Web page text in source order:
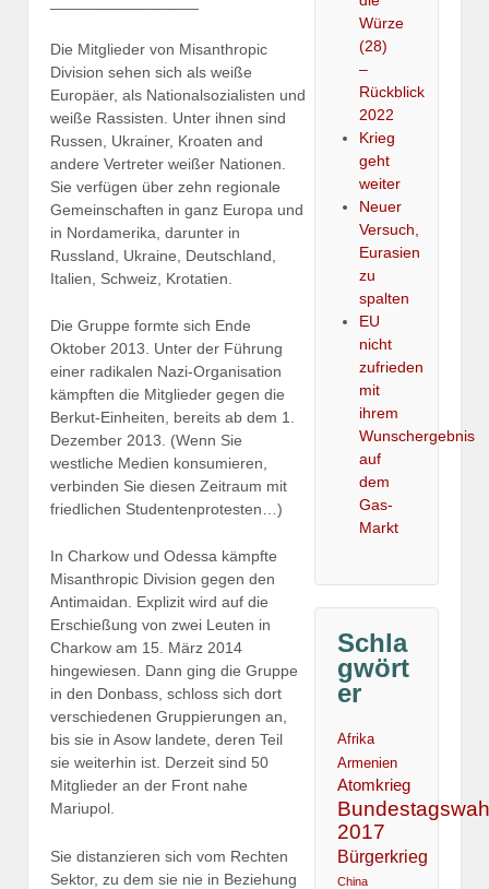
Die Mitglieder von Misanthropic
Division sehen sich als weiße
Europäer, als Nationalsozialisten und
weiße Rassisten. Unter ihnen sind
Russen, Ukrainer, Kroaten and
andere Vertreter weißer Nationen.
Sie verfügen über zehn regionale
Gemeinschaften in ganz Europa und
in Nordamerika, darunter in
Russland, Ukraine, Deutschland,
Italien, Schweiz, Krotatien.
Die Gruppe formte sich Ende
Oktober 2013. Unter der Führung
einer radikalen Nazi-Organisation
kämpften die Mitglieder gegen die
Berkut-Einheiten, bereits ab dem 1.
Dezember 2013. (Wenn Sie
westliche Medien konsumieren,
verbinden Sie diesen Zeitraum mit
friedlichen Studentenprotesten…)
In Charkow und Odessa kämpfte
Misanthropic Division gegen den
Antimaidan. Explizit wird auf die
Erschießung von zwei Leuten in
Charkow am 15. März 2014
hingewiesen. Dann ging die Gruppe
in den Donbass, schloss sich dort
verschiedenen Gruppierungen an,
bis sie in Asow landete, deren Teil
sie weiterhin ist. Derzeit sind 50
Mitglieder an der Front nahe
Mariupol.
Sie distanzieren sich vom Rechten
Sektor, zu dem sie nie in Beziehung
Würze
(28)
–
Rückblick
2022
Krieg
geht
weiter
Neuer
Versuch,
Eurasien
zu
spalten
EU
nicht
zufrieden
mit
ihrem
Wunschergebnis
auf
dem
Gas-
Markt
Schla
gwört
er
Afrika
Armenien
Atomkrieg
2017
Bürgerkrieg
China